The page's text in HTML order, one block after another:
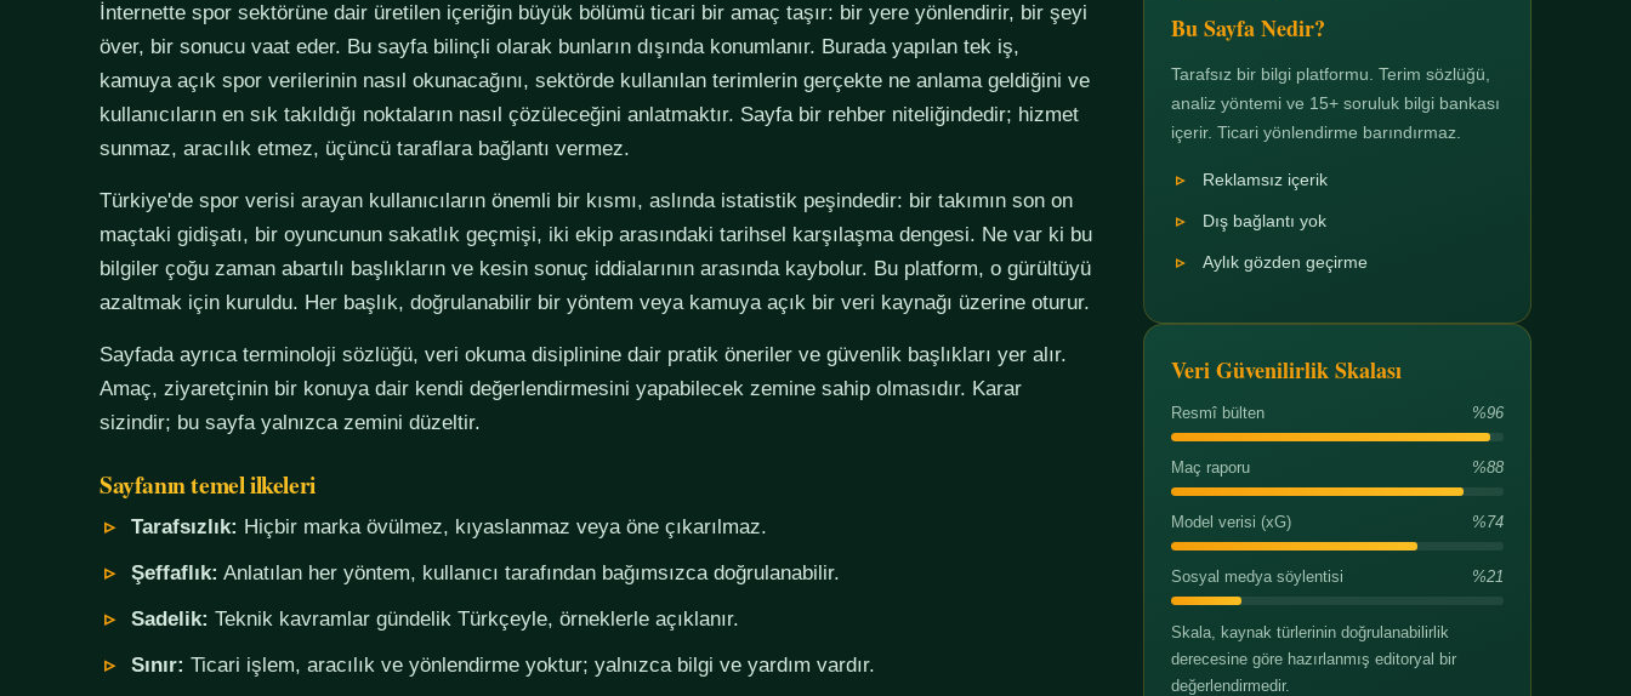
İnternette spor sektörüne dair üretilen içeriğin büyük bölümü ticari bir amaç taşır: bir yere yönlendirir, bir şeyi
över, bir sonucu vaat eder. Bu sayfa bilinçli olarak bunların dışında konumlanır. Burada yapılan tek iş,
kamuya açık spor verilerinin nasıl okunacağını, sektörde kullanılan terimlerin gerçekte ne anlama geldiğini ve
kullanıcıların en sık takıldığı noktaların nasıl çözüleceğini anlatmaktır. Sayfa bir rehber niteliğindedir; hizmet
sunmaz, aracılık etmez, üçüncü taraflara bağlantı vermez.
Türkiye'de spor verisi arayan kullanıcıların önemli bir kısmı, aslında istatistik peşindedir: bir takımın son on
maçtaki gidişatı, bir oyuncunun sakatlık geçmişi, iki ekip arasındaki tarihsel karşılaşma dengesi. Ne var ki bu
bilgiler çoğu zaman abartılı başlıkların ve kesin sonuç iddialarının arasında kaybolur. Bu platform, o gürültüyü
azaltmak için kuruldu. Her başlık, doğrulanabilir bir yöntem veya kamuya açık bir veri kaynağı üzerine oturur.
Sayfada ayrıca terminoloji sözlüğü, veri okuma disiplinine dair pratik öneriler ve güvenlik başlıkları yer alır.
Amaç, ziyaretçinin bir konuya dair kendi değerlendirmesini yapabilecek zemine sahip olmasıdır. Karar
sizindir; bu sayfa yalnızca zemini düzeltir.
Sayfanın temel ilkeleri
Tarafsızlık: Hiçbir marka övülmez, kıyaslanmaz veya öne çıkarılmaz.
Şeffaflık: Anlatılan her yöntem, kullanıcı tarafından bağımsızca doğrulanabilir.
Sadelik: Teknik kavramlar gündelik Türkçeyle, örneklerle açıklanır.
Sınır: Ticari işlem, aracılık ve yönlendirme yoktur; yalnızca bilgi ve yardım vardır.
Bu Sayfa Nedir?
Tarafsız bir bilgi platformu. Terim sözlüğü,
analiz yöntemi ve 15+ soruluk bilgi bankası
içerir. Ticari yönlendirme barındırmaz.
Reklamsız içerik
Dış bağlantı yok
Aylık gözden geçirme
Veri Güvenilirlik Skalası
Resmî bülten %96
Maç raporu %88
Model verisi (xG) %74
Sosyal medya söylentisi %21
Skala, kaynak türlerinin doğrulanabilirlik
derecesine göre hazırlanmış editoryal bir
değerlendirmedir.